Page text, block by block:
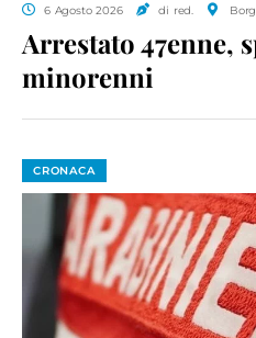
6 Agosto 2026 di red.
Arrestato 47enne,
minorenni
CRONACA